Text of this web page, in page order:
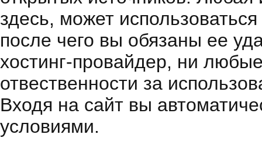
здесь, может
после чего вы обязаны ее
хостинг-провайдер, ни
отвественности за
Входя на сайт вы
условиями.